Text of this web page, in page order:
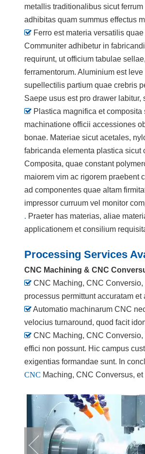
metallis traditionalibus sicut
adhibitas quam summus effectus
 Ferro est materia versatilis
Communiter adhibetur in
requirunt, ut officium tabulae
ferramentorum. Aluminium est
supellectilis partium quae crebris
Saepe usus est pro drawer
 Plastica magnifica et
machinatione officii accessiones
bonae. Materiae sicut acetales,
fabricanda elementa plastica sicut
Composita, quae constant
maiorem vim ac rigorem praebent
ad componentes quae altam
impressor curruum vel monitor
Praeter has materias, aliae
applicationem et consilium
Processing Services
CNC Machining & CNC
 CNC Maching, CNC
processus permittunt accuratam
Automatio machinarum CNC
velocius turnaround, quod facit
 CNC Maching, CNC
effici non possunt. Hic campus
exigentias formandae sunt. In
CNC Maching, CNC Conversus,